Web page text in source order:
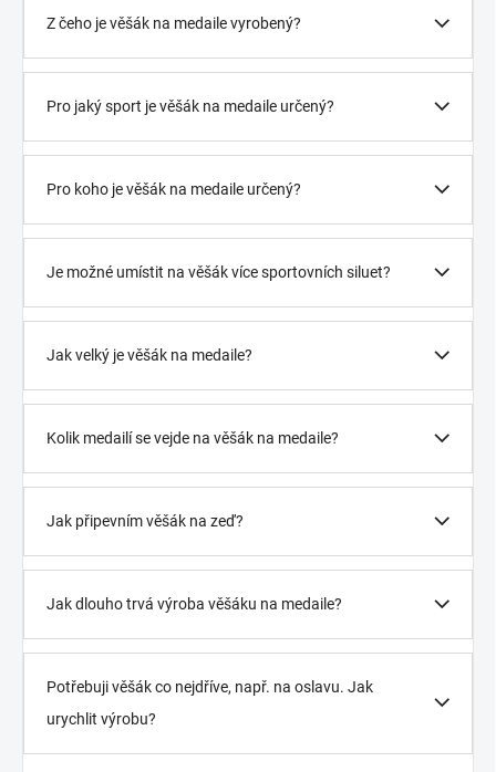
Z čeho je věšák na medaile vyrobený?
Pro jaký sport je věšák na medaile určený?
Pro koho je věšák na medaile určený?
Je možné umístit na věšák více sportovních siluet?
Jak velký je věšák na medaile?
Kolik medailí se vejde na věšák na medaile?
Jak připevním věšák na zeď?
Jak dlouho trvá výroba věšáku na medaile?
Potřebuji věšák co nejdříve, např. na oslavu. Jak
urychlit výrobu?